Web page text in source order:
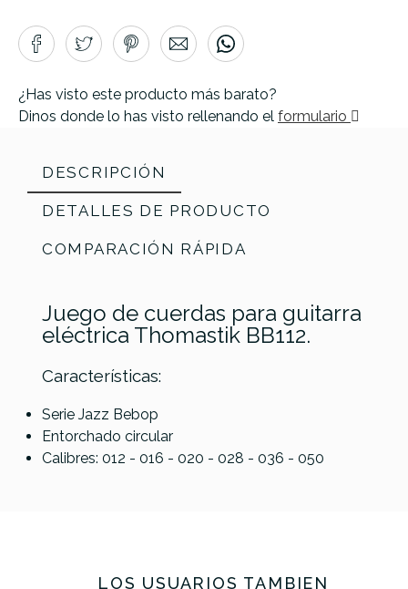
¿Has visto este producto más barato?
Dinos donde lo has visto rellenando el formulario
DESCRIPCIÓN
DETALLES DE PRODUCTO
COMPARACIÓN RÁPIDA
Juego de cuerdas para guitarra
eléctrica Thomastik BB112.
Características:
Serie Jazz Bebop
Entorchado circular
Calibres: 012 - 016 - 020 - 028 - 036 - 050
Referencia JUEGELETHO009
Elixir
Optiweb
La Bella
50)
LOS USUARIOS TAMBIÉN